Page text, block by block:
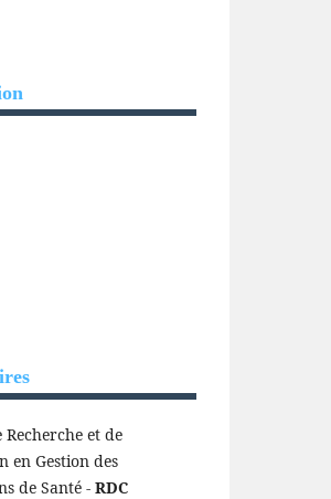
Recherche et de
en Gestion des
de Santé - RDC